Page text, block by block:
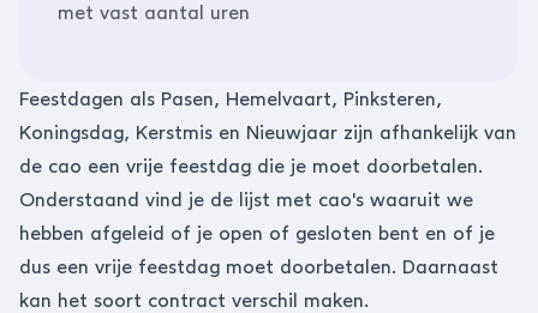
met vast aantal uren
Feestdagen als Pasen, Hemelvaart, Pinksteren,
Koningsdag, Kerstmis en Nieuwjaar zijn afhankelijk van
de cao een vrije feestdag die je moet doorbetalen.
Onderstaand vind je de lijst met cao's waaruit we
hebben afgeleid of je open of gesloten bent en of je
dus een vrije feestdag moet doorbetalen. Daarnaast
kan het soort contract verschil maken.